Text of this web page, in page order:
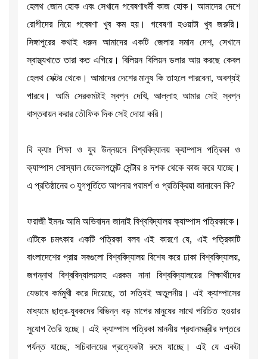
হেলথ জোন হোক এবং সেখানে গবেষণাধর্মী কাজ হোক। আমাদের দেশে
রোগীদের নিয়ে গবেষণা খুব কম হয়। গবেষণা হওয়াটা খুব জরুরি।
সিঙ্গাপুরের কথাই ধরুন আমাদের একটি জেলার সমান দেশ, সেখানে
স্বাস্থ্যখাতে তারা কত এগিয়ে। বিলিয়ন বিলিয়ন ডলার আয় করছে কেবল
হেলথ সেক্টর থেকে। আমাদের দেশের মানুষ কি তাহলে পারবেনা, অবশ্যই
পারবে। আমি সেরকমটাই স্বপ্ন দেখি, আল্লাহ আমার সেই স্বপ্ন
বাস্তবায়ন করার তৌফিক দিক সেই দোয়া করি।
বি ক্যাঃ শিক্ষা ও যুব উন্নয়নে বিশ্ববিদ্যালয় ক্যাম্পাস পত্রিকা ও
ক্যাম্পাস সোস্যাল ডেভেলপমেন্ট সেন্টার ৪ দশক থেকে কাজ করে যাচ্ছে।
এ প্রতিষ্ঠানের ৩ যুগপূর্তিতে আপনার পরামর্শ ও প্রতিক্রিয়া জানাবেন কি?
ফরাজী ইমনঃ আমি অভিবাদন জানাই বিশ্ববিদ্যালয় ক্যাম্পাস পত্রিকাকে।
এটিকে চমৎকার একটি পত্রিকা বলব এই কারণে যে, এই পত্রিকাটি
বাংলাদেশের প্রায় সবগুলো বিশ্ববিদ্যালয় বিশেষ করে ঢাকা বিশ্ববিদ্যালয়,
জগন্নাথ বিশ্ববিদ্যালয়সহ এরকম নানা বিশ্ববিদ্যালয়ের শিক্ষার্থীদের
যেভাবে কর্মমুখী করে দিয়েছে, তা সত্যিই অতুলনীয়। এই ক্যাম্পাসের
মাধ্যমে ছাত্র-যুবকদের বিভিন্ন বড় মাপের মানুষের সাথে পরিচিত হওয়ার
সুযোগ তৈরি হচ্ছে। এই ক্যাম্পাস পত্রিকা মাননীয় প্রধানমন্ত্রীর দপ্তরে
পর্যন্ত যাচ্ছে, সচিবালয়ের প্রত্যেকটা রুমে যাচ্ছে। এই যে একটা